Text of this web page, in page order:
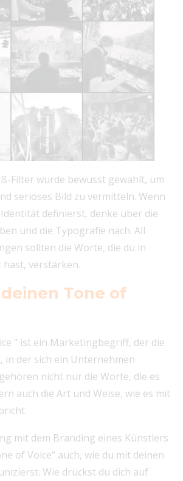
Filter wurde bewusst gewählt, um
seriöses Bild zu vermitteln. Wenn
definierst, denke über die
und die Typografie nach. All
sollten die Worte, die du in
verstärken.
Tone of
“ ist ein Marketingbegriff, der die
in der sich ein Unternehmen
nicht nur die Worte, die es
auch die Art und Weise, wie es mit
mit dem Branding eines Künstlers
of Voice“ auch, wie du mit deinen
Wie drückst du dich auf